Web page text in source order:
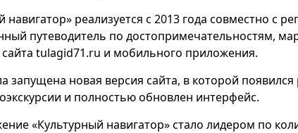
навигатор» реализуется с 2013 года совместно с
путеводитель по достопримечательностям,
сайта tulagid71.ru и мобильного приложения.
запущена новая версия сайта, в которой
и полностью обновлен интерфейс.
«Культурный навигатор» стало лидером по